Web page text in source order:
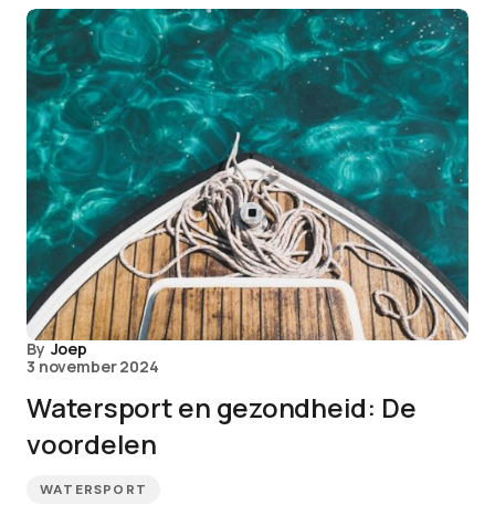
By Joep
3 november 2024
Watersport en gezondheid: De
voordelen
WATERSPORT